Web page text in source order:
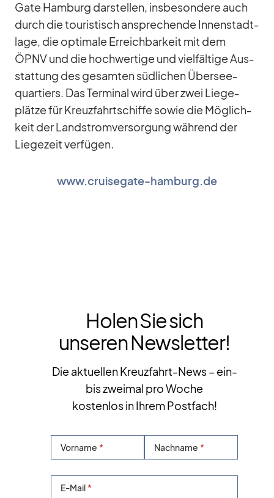
Gate Ham­burg dar­stel­len, ins­be­son­dere auch
durch die tou­ris­tisch an­spre­chende In­nen­stadt­
lage, die op­ti­male Er­reich­bar­keit mit dem
ÖPNV und die hoch­wer­tige und viel­fäl­tige Aus­
stat­tung des ge­sam­ten süd­li­chen Über­see­
quar­tiers. Das Ter­mi­nal wird über zwei Lie­ge­
plätze für Kreuz­fahrt­schiffe so­wie die Mög­lich­
keit der Land­strom­ver­sor­gung wäh­rend der
Lie­ge­zeit ver­fü­gen.
www.cruisegate-hamburg.de
Holen Sie sich
unseren Newsletter!
Die aktuellen Kreuzfahrt-News – ein-
bis zweimal pro Woche
kostenlos in Ihrem Postfach!
Vorname Nachname
E-Mail